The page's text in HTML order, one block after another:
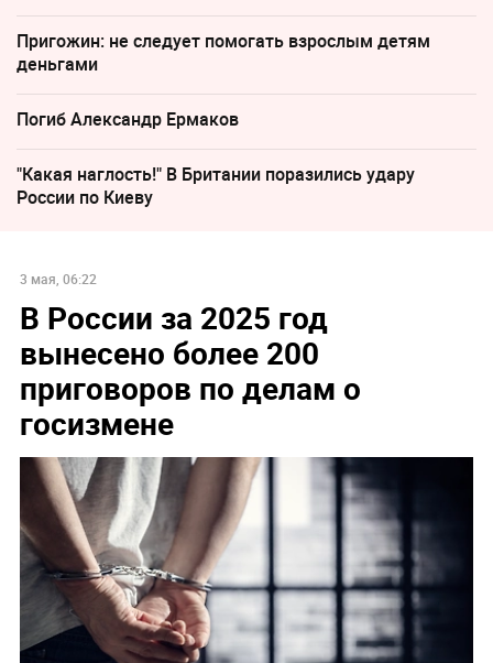
Пригожин: не следует помогать взрослым детям
деньгами
Погиб Александр Ермаков
"Какая наглость!" В Британии поразились удару
России по Киеву
3 мая, 06:22
В России за 2025 год
вынесено более 200
приговоров по делам о
госизмене